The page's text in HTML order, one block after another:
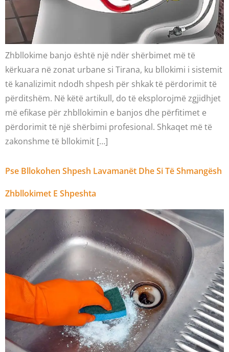
Zhbllokime banjo është një ndër shërbimet më të
kërkuara në zonat urbane si Tirana, ku bllokimi i sistemit
të kanalizimit ndodh shpesh për shkak të përdorimit të
përditshëm. Në këtë artikull, do të eksplorojmë zgjidhjet
më efikase për zhbllokimin e banjos dhe përfitimet e
përdorimit të një shërbimi profesional. Shkaqet më të
zakonshme të bllokimit […]
Pse Bllokohen Shpesh Lavamanët Dhe Si Të Shmangësh
Zhbllokimet E Shpeshta